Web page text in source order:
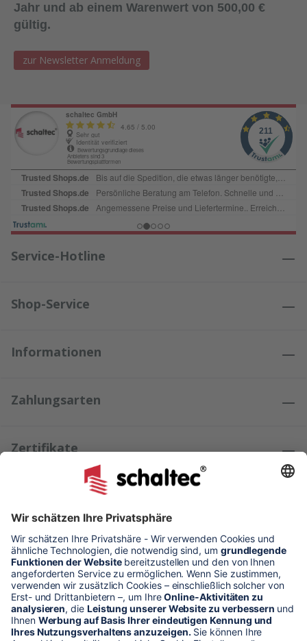
Jahr und ab einem Warenwert von 500,00 €
gültig.
zur Newsletter Anmeldung
Service-Hotline
Shop-Service
Informationen
Zahlungsarten
Zertifikate
Kundenmeinungen